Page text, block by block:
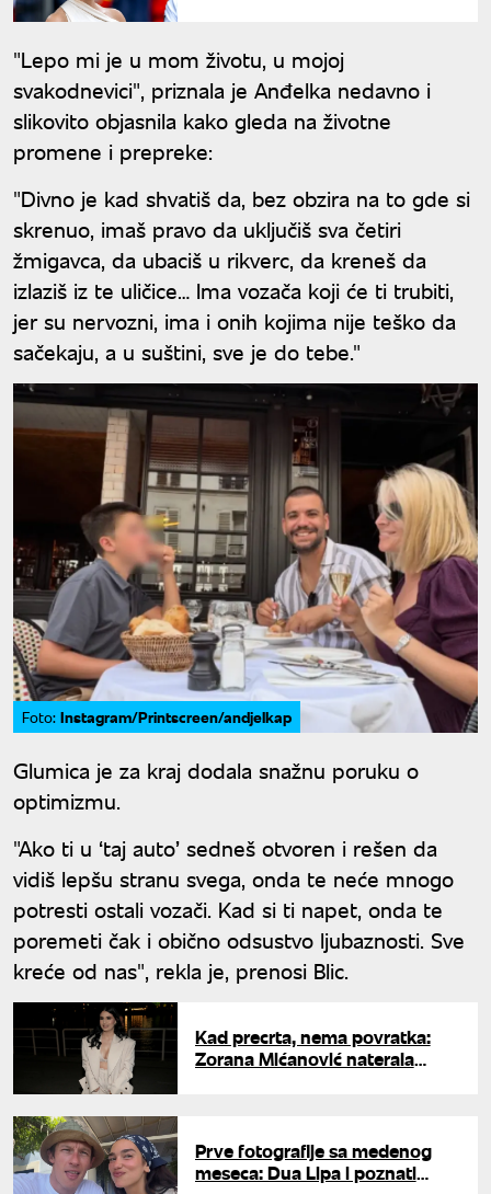
"Lepo mi je u mom životu, u mojoj
svakodnevici", priznala je Anđelka nedavno i
slikovito objasnila kako gleda na životne
promene i prepreke:
"Divno je kad shvatiš da, bez obzira na to gde si
skrenuo, imaš pravo da uključiš sva četiri
žmigavca, da ubaciš u rikverc, da kreneš da
izlaziš iz te uličice… Ima vozača koji će ti trubiti,
jer su nervozni, ima i onih kojima nije teško da
sačekaju, a u suštini, sve je do tebe."
Foto: Instagram/Printscreen/andjelkap
Glumica je za kraj dodala snažnu poruku o
optimizmu.
"Ako ti u ‘taj auto’ sedneš otvoren i rešen da
vidiš lepšu stranu svega, onda te neće mnogo
potresti ostali vozači. Kad si ti napet, onda te
poremeti čak i obično odsustvo ljubaznosti. Sve
kreće od nas", rekla je, prenosi Blic.
Kad precrta, nema povratka:
Zorana Mićanović naterala
Prve fotografije sa medenog
meseca: Dua Lipa i poznati